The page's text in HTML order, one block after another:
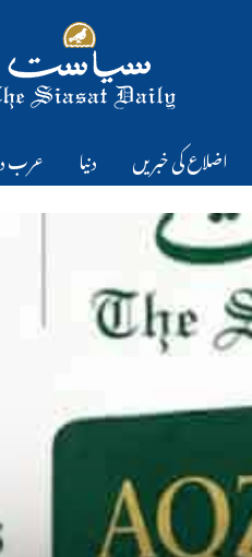
اضلاع کی خبریں دنیا عرب